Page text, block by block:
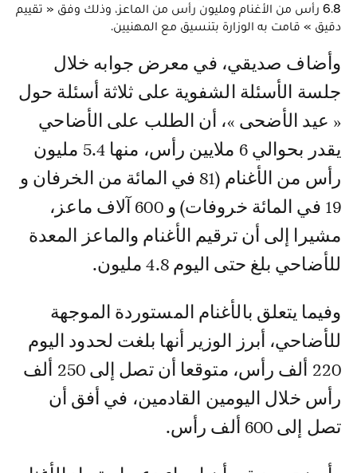
6.8 رأس من الأغنام ومليون رأس من الماعز، وذلك وفق « تقييم
دقيق » قامت به الوزارة بتنسيق مع المهنيين.
وأضاف صديقي، في معرض جوابه خلال
جلسة الأسئلة الشفوية على ثلاثة أسئلة حول
« عيد الأضحى »، أن الطلب على الأضاحي
يقدر بحوالي 6 ملايين رأس، منها 5.4 مليون
رأس من الأغنام (81 في المائة من الخرفان و
19 في المائة خروفات) و 600 آلاف ماعز،
مشيرا إلى أن ترقيم الأغنام والماعز المعدة
للأضاحي بلغ حتى اليوم 4.8 مليون.
وفيما يتعلق بالأغنام المستوردة الموجهة
للأضاحي، أبرز الوزير أنها بلغت لحدود اليوم
220 ألف رأس، متوقعا أن تصل إلى 250 ألف
رأس خلال اليومين القادمين، في أفق أن
تصل إلى 600 ألف رأس.